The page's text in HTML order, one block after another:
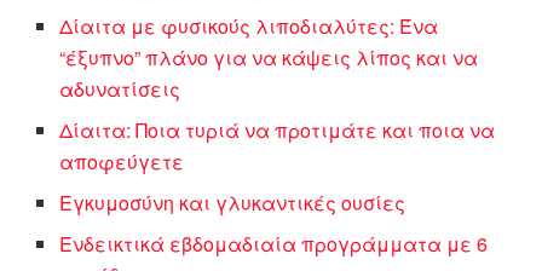
Δίαιτα με φυσικούς λιποδιαλύτες: Ένα
“έξυπνο” πλάνο για να κάψεις λίπος και να
αδυνατίσεις
Δίαιτα: Ποια τυριά να προτιμάτε και ποια να
αποφεύγετε
Εγκυμοσύνη και γλυκαντικές ουσίες
Ενδεικτικά εβδομαδιαία προγράμματα με 6